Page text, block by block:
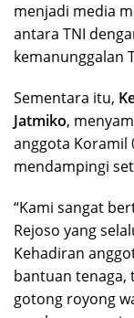
menjadi media
antara TNI
kemanunggalan
Sementara itu,
Jatmiko,
anggota Koramil
mendampingi
“Kami sangat
Rejoso yang
Kehadiran
bantuan tenaga,
gotong royong